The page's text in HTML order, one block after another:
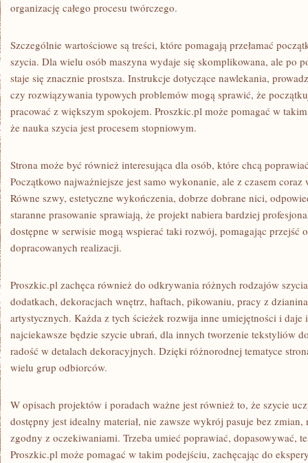
organizację całego procesu twórczego.
Szczególnie wartościowe są treści, które pomagają przełamać
szycia. Dla wielu osób maszyna wydaje się skomplikowana, ale po
staje się znacznie prostsza. Instrukcje dotyczące nawlekania,
czy rozwiązywania typowych problemów mogą sprawić, że
pracować z większym spokojem. Proszkic.pl może pomagać w
że nauka szycia jest procesem stopniowym.
Strona może być również interesująca dla osób, które chcą
Początkowo najważniejsze jest samo wykonanie, ale z czasem
Równe szwy, estetyczne wykończenia, dobrze dobrane nici,
staranne prasowanie sprawiają, że projekt nabiera bardziej
dostępne w serwisie mogą wspierać taki rozwój, pomagając przejść
dopracowanych realizacji.
Proszkic.pl zachęca również do odkrywania różnych rodzajów
dodatkach, dekoracjach wnętrz, haftach, pikowaniu, pracy z
artystycznych. Każda z tych ścieżek rozwija inne umiejętności i
najciekawsze będzie szycie ubrań, dla innych tworzenie tekstyliów
radość w detalach dekoracyjnych. Dzięki różnorodnej tematyce
wielu grup odbiorców.
W opisach projektów i poradach ważne jest również to, że szycie
dostępny jest idealny materiał, nie zawsze wykrój pasuje bez
zgodny z oczekiwaniami. Trzeba umieć poprawiać, dopasowywać,
Proszkic.pl może pomagać w takim podejściu, zachęcając do